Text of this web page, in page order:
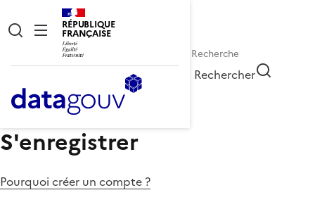
RÉPUBLIQUE
FRANÇAISE
Rechercher
S'enregistrer
Pourquoi créer un compte ?